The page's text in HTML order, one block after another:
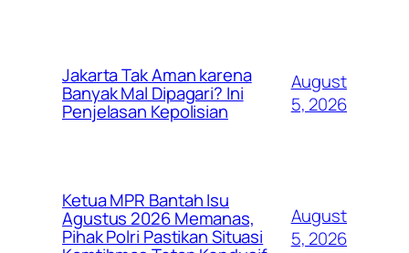
Jakarta Tak Aman karena
Banyak Mal Dipagari? Ini
Penjelasan Kepolisian
August
5, 2026
Ketua MPR Bantah Isu
Agustus 2026 Memanas,
Pihak Polri Pastikan Situasi
August
5, 2026